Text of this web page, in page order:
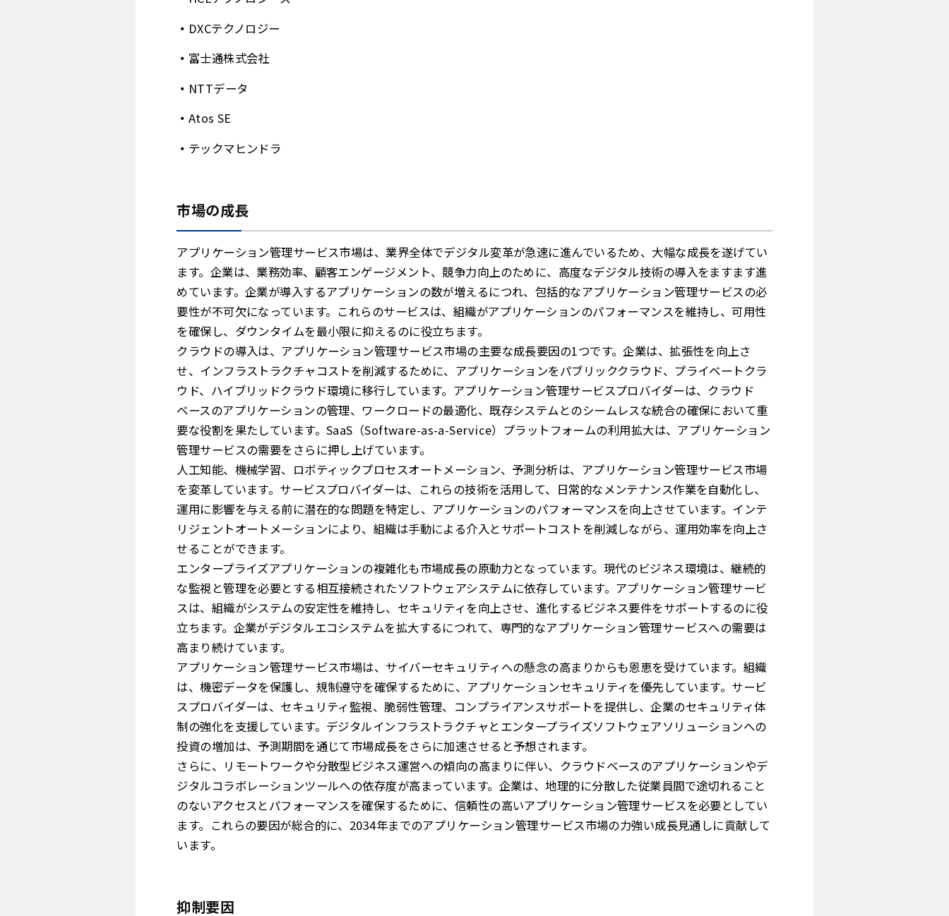
DXCテクノロジー
富士通株式会社
NTTデータ
Atos SE
テックマヒンドラ
市場の成長
アプリケーション管理サービス市場は、業界全体でデジタル変革が急速に進んでいるため、大幅な成長を遂げてい
ます。企業は、業務効率、顧客エンゲージメント、競争力向上のために、高度なデジタル技術の導入をますます進
めています。企業が導入するアプリケーションの数が増えるにつれ、包括的なアプリケーション管理サービスの必
要性が不可欠になっています。これらのサービスは、組織がアプリケーションのパフォーマンスを維持し、可用性
を確保し、ダウンタイムを最小限に抑えるのに役立ちます。
クラウドの導入は、アプリケーション管理サービス市場の主要な成長要因の1つです。企業は、拡張性を向上さ
せ、インフラストラクチャコストを削減するために、アプリケーションをパブリッククラウド、プライベートクラ
ウド、ハイブリッドクラウド環境に移行しています。アプリケーション管理サービスプロバイダーは、クラウド
ベースのアプリケーションの管理、ワークロードの最適化、既存システムとのシームレスな統合の確保において重
要な役割を果たしています。SaaS（Software-as-a-Service）プラットフォームの利用拡大は、アプリケーション
管理サービスの需要をさらに押し上げています。
人工知能、機械学習、ロボティックプロセスオートメーション、予測分析は、アプリケーション管理サービス市場
を変革しています。サービスプロバイダーは、これらの技術を活用して、日常的なメンテナンス作業を自動化し、
運用に影響を与える前に潜在的な問題を特定し、アプリケーションのパフォーマンスを向上させています。インテ
リジェントオートメーションにより、組織は手動による介入とサポートコストを削減しながら、運用効率を向上さ
せることができます。
エンタープライズアプリケーションの複雑化も市場成長の原動力となっています。現代のビジネス環境は、継続的
な監視と管理を必要とする相互接続されたソフトウェアシステムに依存しています。アプリケーション管理サービ
スは、組織がシステムの安定性を維持し、セキュリティを向上させ、進化するビジネス要件をサポートするのに役
立ちます。企業がデジタルエコシステムを拡大するにつれて、専門的なアプリケーション管理サービスへの需要は
高まり続けています。
アプリケーション管理サービス市場は、サイバーセキュリティへの懸念の高まりからも恩恵を受けています。組織
は、機密データを保護し、規制遵守を確保するために、アプリケーションセキュリティを優先しています。サービ
スプロバイダーは、セキュリティ監視、脆弱性管理、コンプライアンスサポートを提供し、企業のセキュリティ体
制の強化を支援しています。デジタルインフラストラクチャとエンタープライズソフトウェアソリューションへの
投資の増加は、予測期間を通じて市場成長をさらに加速させると予想されます。
さらに、リモートワークや分散型ビジネス運営への傾向の高まりに伴い、クラウドベースのアプリケーションやデ
ジタルコラボレーションツールへの依存度が高まっています。企業は、地理的に分散した従業員間で途切れること
のないアクセスとパフォーマンスを確保するために、信頼性の高いアプリケーション管理サービスを必要としてい
ます。これらの要因が総合的に、2034年までのアプリケーション管理サービス市場の力強い成長見通しに貢献して
います。
抑制要因